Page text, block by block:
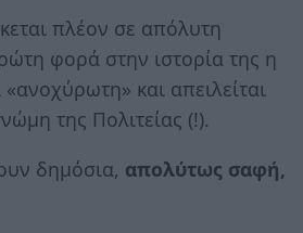
πλέον σε απόλυτη
φορά στην ιστορία της η
και απειλείται
της Πολιτείας (!).
δημόσια, απολύτως σαφή,